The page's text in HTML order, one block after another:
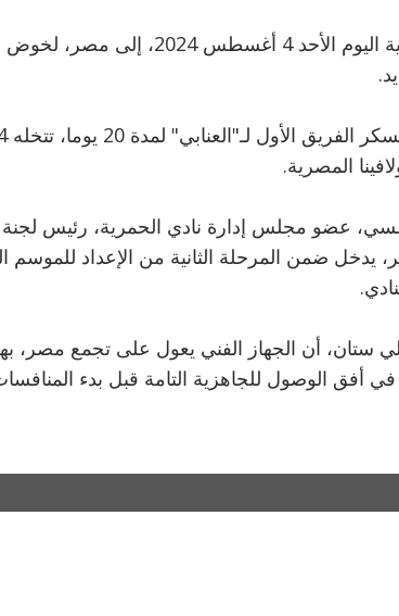
اتجهت بعثة نادي الحمرية اليوم الأحد
المصرية.
عضو مجلس إدارة نادي الحمرية، رئيس لجنة
يدخل ضمن المرحلة الثانية من الإعداد للموسم
ستان، أن الجهاز الفني يعول على تجمع مصر،
أفق الوصول للجاهزية التامة قبل بدء